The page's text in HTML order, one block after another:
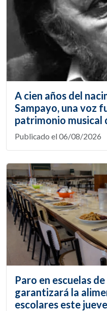
A cien años del
Sampayo, una voz
patrimonio musical
Publicado el 06/08/2026
Paro en escuelas
garantizará la
escolares este